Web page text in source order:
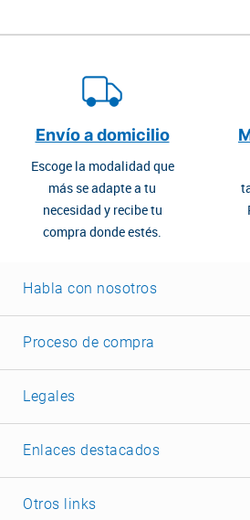
Envío a domicilio
Escoge la modalidad que
más se adapte a tu
necesidad y recibe tu
compra donde estés.
Habla con nosotros
Proceso de compra
Legales
Enlaces destacados
Otros links